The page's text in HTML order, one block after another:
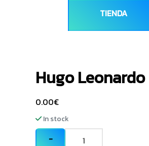
TIENDA
Hugo Leonardo
0.00€
In stock
−